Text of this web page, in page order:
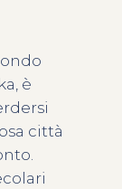
è
città